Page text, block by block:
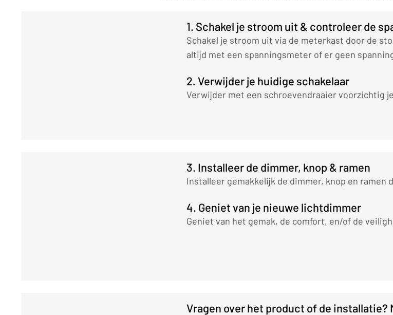
1. Schakel je stroom uit & controleer de
Schakel je stroom uit via de meterkast door de
altijd met een spanningsmeter of er geen
2. Verwijder je huidige schakelaar
Verwijder met een schroevendraaier voorzichtig
3. Installeer de dimmer, knop & ramen
Installeer gemakkelijk de dimmer, knop en ramen
4. Geniet van je nieuwe lichtdimmer
Geniet van het gemak, de comfort, en/of de
Vragen over het product of de installatie?